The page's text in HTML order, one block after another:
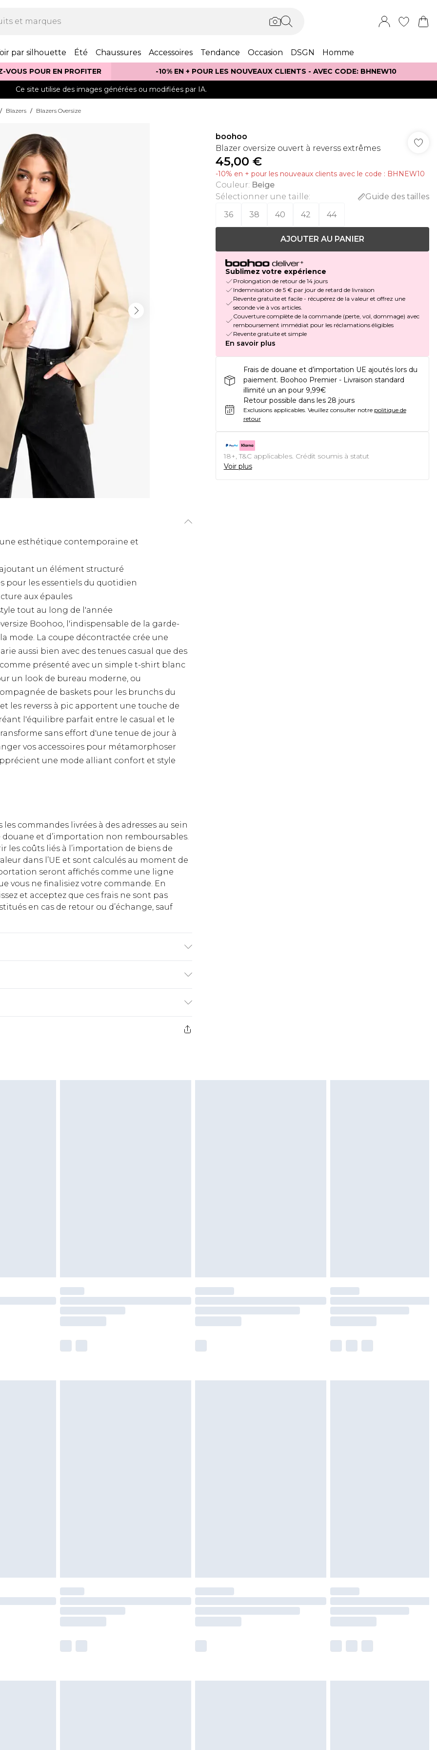
par silhouette Été Chaussures Accessoires Tendance Occasion DSGN Homme
VOUS POUR EN PROFITER -10% EN + POUR LES NOUVEAUX CLIENTS - AVEC CODE: BHNEW10
Ce site utilise des images générées ou modifiées par IA.
/ Blazers / Blazers Oversize
esthétique contemporaine et
un élément structuré
pour les essentiels du quotidien
aux épaules
tout au long de l'année
Boohoo, l'indispensable de la garde-
mode. La coupe décontractée crée une
aussi bien avec des tenues casual que des
présenté avec un simple t-shirt blanc
un look de bureau moderne, ou
de baskets pour les brunchs du
les reverss à pic apportent une touche de
l'équilibre parfait entre le casual et le
sans effort d'une tenue de jour à
vos accessoires pour métamorphoser
une mode alliant confort et style
commandes livrées à des adresses au sein
douane et d’importation non remboursables.
les coûts liés à l’importation de biens de
dans l’UE et sont calculés au moment de
seront affichés comme une ligne
vous ne finalisiez votre commande. En
et acceptez que ces frais ne sont pas
en cas de retour ou d’échange, sauf
€2.99
€9.99
boohoo
Blazer oversize ouvert à reverss extrêmes
45,00 €
-10% en + pour les nouveaux clients avec le code : BHNEW10
Couleur: Beige
Sélectionner une taille:
Guide des tailles
36
38 40 42 44
AJOUTER AU PANIER
Sublimez votre expérience
Prolongation de retour de 14 jours
Indemnisation de 5 € par jour de retard de livraison
Revente gratuite et facile - récupérez de la valeur et offrez une
seconde vie à vos articles.
Couverture complète de la commande (perte, vol, dommage) avec
remboursement immédiat pour les réclamations éligibles
Revente gratuite et simple
En savoir plus
Frais de douane et d’importation UE ajoutés lors du
paiement. Boohoo Premier - Livraison standard
illimité un an pour 9,99€
Retour possible dans les 28 jours
Exclusions applicables. Veuillez consulter notre politique de
retour
18+, T&C applicables. Crédit soumis à statut
Voir plus